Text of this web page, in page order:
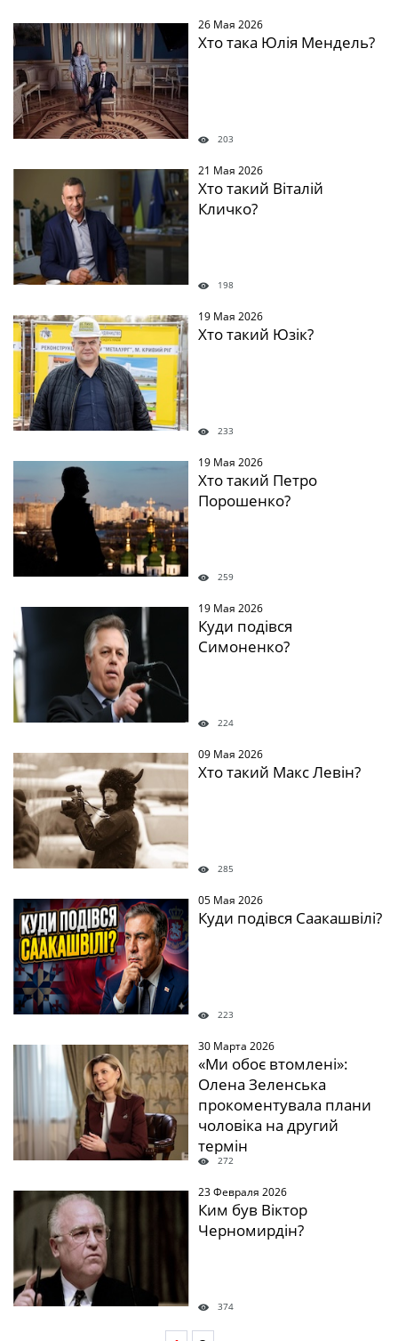
26 Мая 2026
Хто така Юлія Мендель?
203
21 Мая 2026
Хто такий Віталій
Кличко?
198
19 Мая 2026
Хто такий Юзік?
233
19 Мая 2026
Хто такий Петро
Порошенко?
259
19 Мая 2026
Куди подівся
Симоненко?
224
09 Мая 2026
Хто такий Макс Левін?
285
05 Мая 2026
Куди подівся Саакашвілі?
223
30 Марта 2026
«Ми обоє втомлені»:
Олена Зеленська
прокоментувала плани
чоловіка на другий
термін
272
23 Февраля 2026
Ким був Віктор
Черномирдін?
374